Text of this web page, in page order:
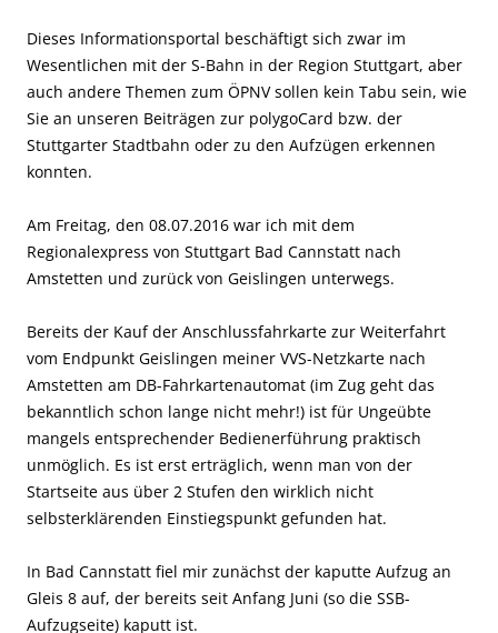
Dieses Informationsportal beschäftigt sich zwar im
Wesentlichen mit der S-Bahn in der Region Stuttgart, aber
auch andere Themen zum ÖPNV sollen kein Tabu sein, wie
Sie an unseren Beiträgen zur polygoCard bzw. der
Stuttgarter Stadtbahn oder zu den Aufzügen erkennen
konnten.
Am Freitag, den 08.07.2016 war ich mit dem
Regionalexpress von Stuttgart Bad Cannstatt nach
Amstetten und zurück von Geislingen unterwegs.
Bereits der Kauf der Anschlussfahrkarte zur Weiterfahrt
vom Endpunkt Geislingen meiner VVS-Netzkarte nach
Amstetten am DB-Fahrkartenautomat (im Zug geht das
bekanntlich schon lange nicht mehr!) ist für Ungeübte
mangels entsprechender Bedienerführung praktisch
unmöglich. Es ist erst erträglich, wenn man von der
Startseite aus über 2 Stufen den wirklich nicht
selbsterklärenden Einstiegspunkt gefunden hat.
In Bad Cannstatt fiel mir zunächst der kaputte Aufzug an
Gleis 8 auf, der bereits seit Anfang Juni (so die SSB-
Aufzugseite) kaputt ist.